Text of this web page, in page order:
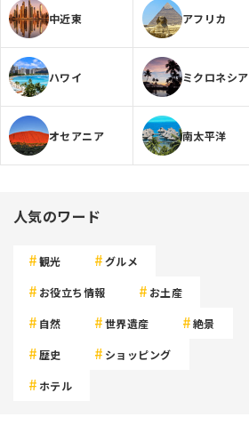
中近東 アフリカ
ハワイ ミクロネシア
オセアニア 南太平洋
人気のワード
観光 グルメ
お役立ち情報 お土産
自然 世界遺産 絶景
歴史 ショッピング
ホテル